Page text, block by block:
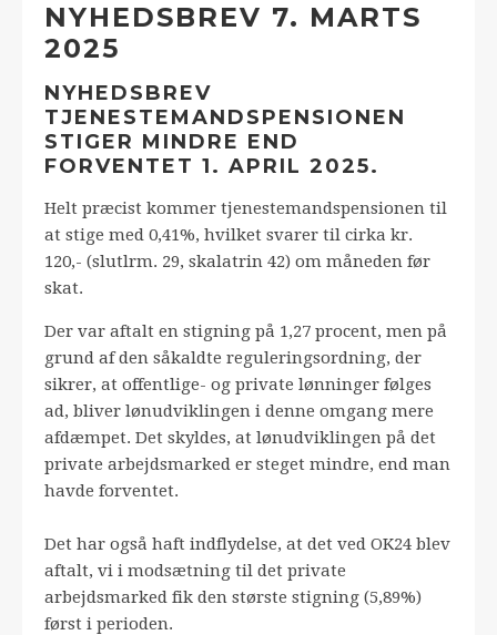
NYHEDSBREV 7. MARTS
2025
NYHEDSBREV
TJENESTEMANDSPENSIONEN
STIGER MINDRE END
FORVENTET 1. APRIL 2025.
Helt præcist kommer tjenestemandspensionen til
at stige med 0,41%, hvilket svarer til cirka kr.
120,- (slutlrm. 29, skalatrin 42) om måneden før
skat.
Der var aftalt en stigning på 1,27 procent, men på
grund af den såkaldte reguleringsordning, der
sikrer, at offentlige- og private lønninger følges
ad, bliver lønudviklingen i denne omgang mere
afdæmpet. Det skyldes, at lønudviklingen på det
private arbejdsmarked er steget mindre, end man
havde forventet.
Det har også haft indflydelse, at det ved OK24 blev
aftalt, vi i modsætning til det private
arbejdsmarked fik den største stigning (5,89%)
først i perioden.